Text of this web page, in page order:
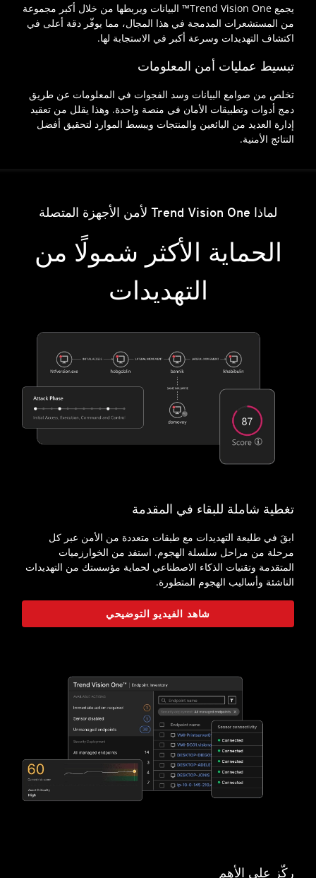
يجمع Trend Vision One™ البيانات ويربطها من خلال أكبر مجموعة
من المستشعرات المدمجة في هذا المجال، مما يوفّر دقة أعلى في
اكتشاف التهديدات وسرعة أكبر في الاستجابة لها.
تبسيط عمليات أمن المعلومات
تخلص من صوامع البيانات وسد الفجوات في المعلومات عن طريق
دمج أدوات وتطبيقات الأمان في منصة واحدة. وهذا يقلل من تعقيد
إدارة العديد من البائعين والمنتجات ويبسط الموارد لتحقيق أفضل
النتائج الأمنية.
لماذا Trend Vision One لأمن الأجهزة المتصلة
الحماية الأكثر شمولًا من
التهديدات
تغطية شاملة للبقاء في المقدمة
ابقَ في طليعة التهديدات مع طبقات متعددة من الأمن عبر كل
مرحلة من مراحل سلسلة الهجوم. استفد من الخوارزميات
المتقدمة وتقنيات الذكاء الاصطناعي لحماية مؤسستك من التهديدات
الناشئة وأساليب الهجوم المتطورة.
شاهد الفيديو التوضيحي
ركّز على الأهم